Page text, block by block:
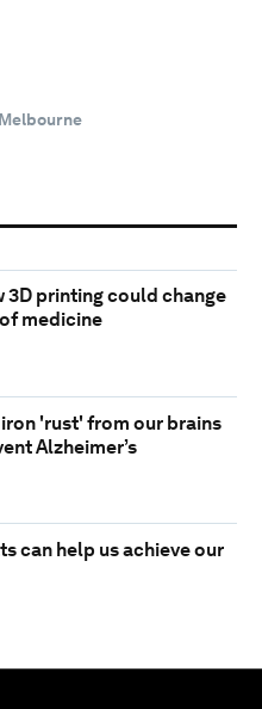
3D printing could change
medicine
'rust' from our brains
Alzheimer’s
can help us achieve our